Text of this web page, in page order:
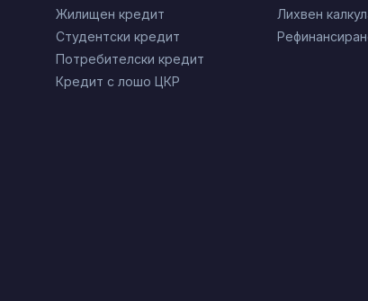
Жилищен кредит
Студентски кредит
Потребителски кредит
Кредит с лошо ЦКР
Лихвен